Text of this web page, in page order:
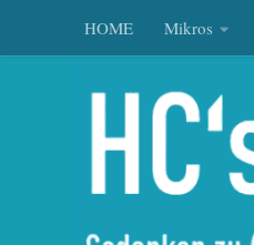
Zum Inhalt springen
HOME Mikros